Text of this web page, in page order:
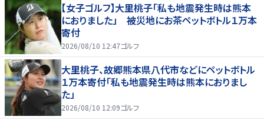
【女子ゴルフ】大里桃子「私も地震発生時は熊本
におりました」 被災地にお茶ペットボトル１万本
寄付
2026/08/10 12:47ゴルフ
大里桃子、故郷熊本県八代市などにペットボトル
１万本寄付「私も地震発生時は熊本におりまし
た」
2026/08/10 12:09ゴルフ